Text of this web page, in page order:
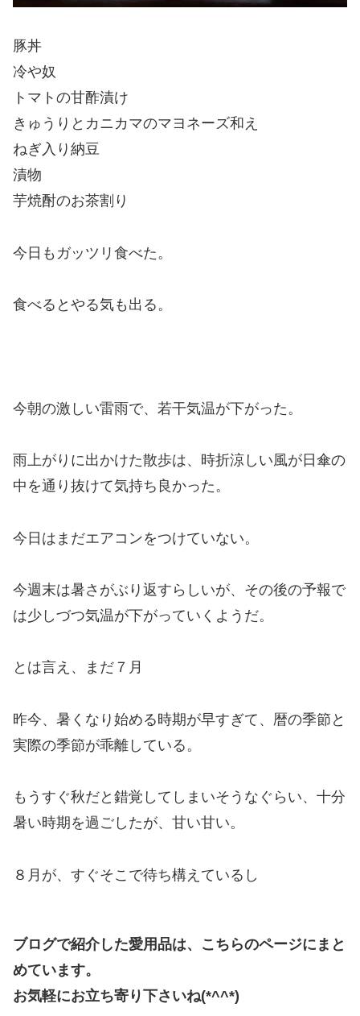
豚丼
冷や奴
トマトの甘酢漬け
きゅうりとカニカマのマヨネーズ和え
ねぎ入り納豆
漬物
芋焼酎のお茶割り
今日もガッツリ食べた。
食べるとやる気も出る。
今朝の激しい雷雨で、若干気温が下がった。
雨上がりに出かけた散歩は、時折涼しい風が日傘の
中を通り抜けて気持ち良かった。
今日はまだエアコンをつけていない。
今週末は暑さがぶり返すらしいが、その後の予報で
は少しづつ気温が下がっていくようだ。
とは言え、まだ７月
昨今、暑くなり始める時期が早すぎて、暦の季節と
実際の季節が乖離している。
もうすぐ秋だと錯覚してしまいそうなぐらい、十分
暑い時期を過ごしたが、甘い甘い。
８月が、すぐそこで待ち構えているし
ブログで紹介した愛用品は、こちらのページにまと
めています。
お気軽にお立ち寄り下さいね(*^^*)